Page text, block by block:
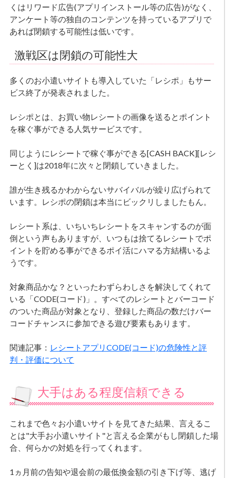
くはリワード広告(アプリインストール等の広告)がなく、
アンケート等の独自のコンテンツを持っているアプリで
あれば閉鎖する可能性は低いです。
激戦区は閉鎖の可能性大
多くのお小遣いサイトも導入していた「レシポ」もサー
ビス終了が発表されました。
レシポとは、お買い物レシートの画像を送るとポイント
を稼ぐ事ができる人気サービスです。
同じようにレシートで稼ぐ事ができる[CASH BACK][レシ
ーとく]は2018年に次々と閉鎖していきました。
誰が生き残るかわからないサバイバルが繰り広げられて
います。レシポの閉鎖は本当にビックリしましたもん。
レシート系は、いちいちレシートをスキャンするのが面
倒という声もありますが、いつもは捨てるレシートでポ
イントを貯める事ができるポイ活にハマる方結構いるよ
うです。
対象商品かな？といったわずらわしさを解決してくれて
いる「CODE(コード)」。すべてのレシートとバーコード
のついた商品が対象となり、登録した商品の数だけバー
コードチャンスに参加できる遊び要素もあります。
関連記事： レシートアプリCODE(コード)の危険性と評
判・評価について
大手はある程度信頼できる
これまで色々お小遣いサイトを見てきた結果、言えるこ
とは"大手お小遣いサイト"と言える企業がもし閉鎖した場
合、何らかの対処を行ってくれます。
1ヵ月前の告知や退会前の最低換金額の引き下げ等、逃げ